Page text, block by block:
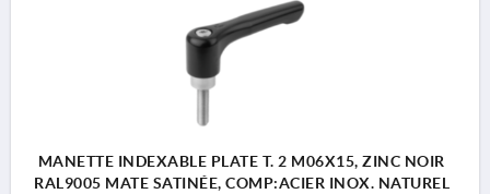
MANETTE INDEXABLE PLATE T. 2 M06X15, ZINC NOIR
RAL9005 MATE SATINÉE, COMP:ACIER INOX. NATUREL